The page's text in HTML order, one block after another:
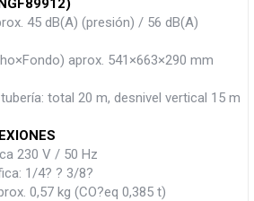
45 dB(A) (presión) / 56 dB(A)
aprox. 541×663×290 mm
total 20 m, desnivel vertical 15 m
230 V / 50 Hz
1/4? ? 3/8?
0,57 kg (CO?eq 0,385 t)